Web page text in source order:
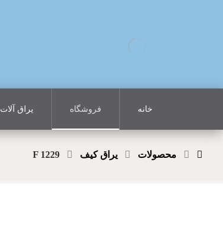
خانه فروشگاه یراق آلات
محصولات یراق کیف F 1229